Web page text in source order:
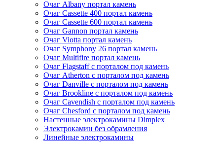
Очаг Albany портал камень
Очаг Cassette 400 портал камень
Очаг Cassette 600 портал камень
Очаг Gannon портал камень
Очаг Viotta портал камень
Очаг Symphony 26 портал камень
Очаг Multifire портал камень
Очаг Flagstaff с порталом под камень
Очаг Atherton с порталом под камень
Очаг Danville с порталом под камень
Очаг Brookline с порталом под камень
Очаг Cavendish с порталом под камень
Очаг Chesford с порталом под камень
Настенные электрокамины Dimplex
Электрокамин без обрамления
Линейные электрокамины